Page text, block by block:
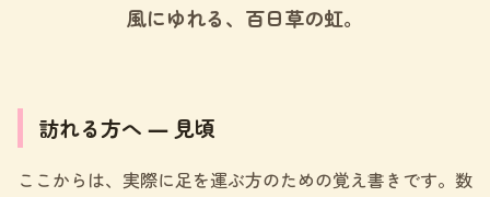
風にゆれる、百日草の虹。
訪れる方へ ― 見頃
ここからは、実際に足を運ぶ方のための覚え書きです。数